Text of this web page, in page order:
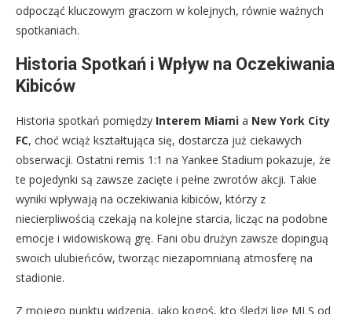
odpocząć kluczowym graczom w kolejnych, równie ważnych
spotkaniach.
Historia Spotkań i Wpływ na Oczekiwania
Kibiców
Historia spotkań pomiędzy Interem Miami a New York City
FC, choć wciąż kształtująca się, dostarcza już ciekawych
obserwacji. Ostatni remis 1:1 na Yankee Stadium pokazuje, że
te pojedynki są zawsze zacięte i pełne zwrotów akcji. Takie
wyniki wpływają na oczekiwania kibiców, którzy z
niecierpliwością czekają na kolejne starcia, licząc na podobne
emocje i widowiskową grę. Fani obu drużyn zawsze dopinguą
swoich ulubieńców, tworząc niezapomnianą atmosferę na
stadionie.
Z mojego punktu widzenia, jako kogoś, kto śledzi ligę MLS od